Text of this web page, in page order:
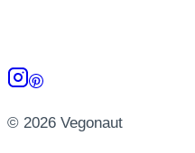
© 2026 Vegonaut